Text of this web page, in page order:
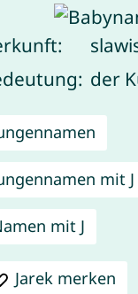
der
mit J
mit J
Jarek merken